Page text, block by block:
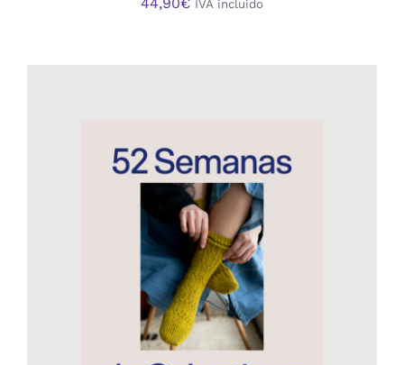
IVA incluido
AÑADIR AL CARRITO